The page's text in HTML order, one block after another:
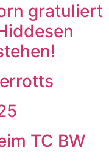
gratuliert
TC BW